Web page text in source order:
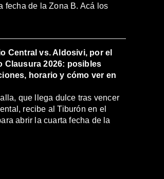
fecha de la Zona B. Acá los
Central vs. Aldosivi, por el
Clausura 2026: posibles
horario y cómo ver en
que llega dulce tras vencer
recibe al Tiburón en el
abrir la cuarta fecha de la